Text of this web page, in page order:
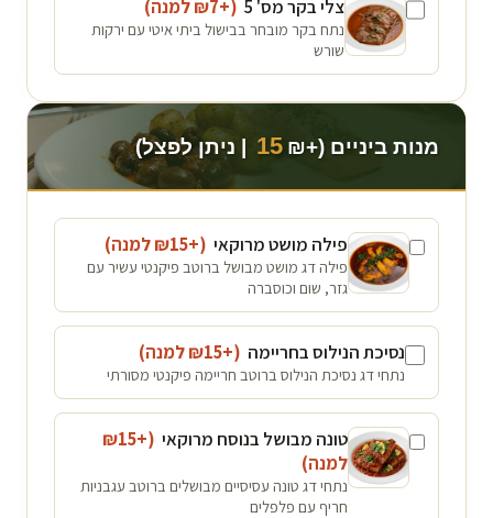
צלי בקר מס' 5 (+₪
7 למנה)
נתח בקר מובחר בבישול ביתי איטי עם ירקות
שורש
מנות ביניים (+₪ 15 | ניתן לפצל)
פילה מושט מרוקאי (+₪
15 למנה)
פילה דג מושט מבושל ברוטב פיקנטי עשיר עם
גזר, שום וכוסברה
נסיכת הנילוס בחריימה (+₪
15 למנה)
נתחי דג נסיכת הנילוס ברוטב חריימה פיקנטי מסורתי
טונה מבושל בנוסח מרוקאי (+₪
15
למנה)
נתחי דג טונה עסיסיים מבושלים ברוטב עגבניות
חריף עם פלפלים